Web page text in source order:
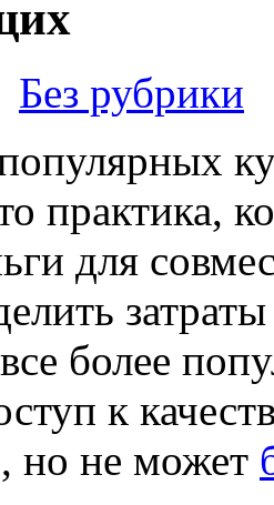
Без рубрики
практика,
для
более
к
но не может